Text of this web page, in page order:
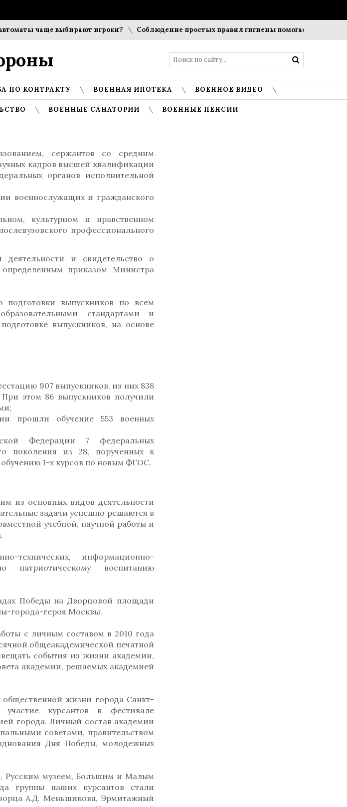
чаще выбирают игроки? Соблюдение простых правил гигиены помогает сохранить
ПО КОНТРАКТУ ВОЕННАЯ ИПОТЕКА ВОЕННОЕ ВИДЕО
ВОЕННЫЕ САНАТОРИИ ВОЕННЫЕ ПЕНСИИ
сержантов со средним
кадров высшей квалификации
органов исполнительной
военнослужащих и гражданского
культурном и нравственном
профессионального
и свидетельство о
определенным приказом Министра
подготовки выпускников по всем
стандартами и
выпускников, на основе
907 выпускников, из них 838
этом 86 выпускников получили
прошли обучение 553 военных
Федерации 7 федеральных
поколения из 28, порученных к
обучению 1-х курсов по новым ФГОС.
из основных видов деятельности
задачи успешно решаются в
учебной, научной работы и
технических, информационно-
патриотическому воспитанию
Победы на Дворцовой площади
города-героя Москвы.
с личным составом в 2010 года
общеакадемической печатной
события из жизни академии,
академии, решаемых академией
жизни города Санкт-
курсантов в фестивале
города. Личный состав академии
советами, правительством
Дня Победы, молодежных
Русским музеем, Большим и Малым
группы наших курсантов стали
А.Д. Меньшикова, Эрмитажный